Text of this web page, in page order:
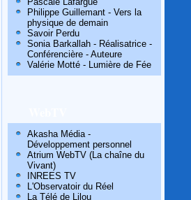
Philippe Guillemant - Vers la
physique de demain
Savoir Perdu
Sonia Barkallah - Réalisatrice -
Conférencière - Auteure
Valérie Motté - Lumière de Fée
Akasha Média -
Développement personnel
Atrium WebTV (La chaîne du
Vivant)
INREES TV
L'Observatoir du Réel
La Télé de Lilou